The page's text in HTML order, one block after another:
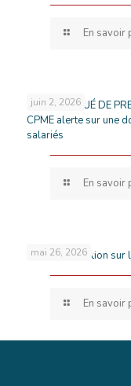
En savoir
juin 2, 2026
COMMUNIQUÉ DE
CPME alerte sur une
salariés
En savoir
mai 26, 2026
Projet de position sur
En savoir